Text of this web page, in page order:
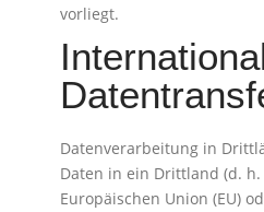
vorliegt.
Datenverarbeitung in
Daten in ein Drittland (d.
Europäischen Union (EU)